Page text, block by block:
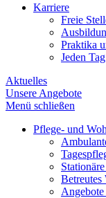
Karriere
Freie
Praktika
Jeden
Aktuelles
Unsere Angebote
Menü schließen
Pflege- und
Betreutes